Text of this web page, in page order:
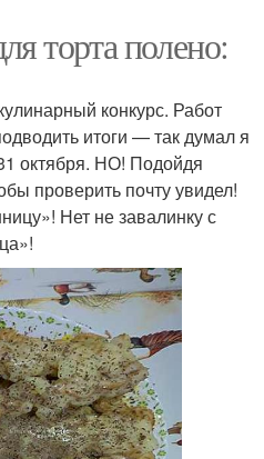
торта полено:
конкурс. Работ
итоги — так думал я
октября. НО! Подойдя
проверить почту увидел!
Нет не завалинку с